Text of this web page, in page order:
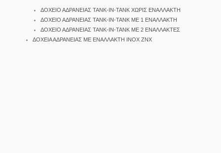
ΔΟΧΕΙΟ ΑΔΡΑΝΕΙΑΣ TANK-IN-TANK ΧΩΡΙΣ ΕΝΑΛΛΑΚΤΗ
ΔΟΧΕΙΟ ΑΔΡΑΝΕΙΑΣ TANK-IN-TANK ΜΕ 1 ΕΝΑΛΛΑΚΤΗ
ΔΟΧΕΙΟ ΑΔΡΑΝΕΙΑΣ TANK-IN-TANK ΜΕ 2 ΕΝΑΛΛΑΚΤΕΣ
ΔΟΧΕΙΑ ΑΔΡΑΝΕΙΑΣ ΜΕ ΕΝΑΛΛΑΚΤΗ INOX ΖΝΧ